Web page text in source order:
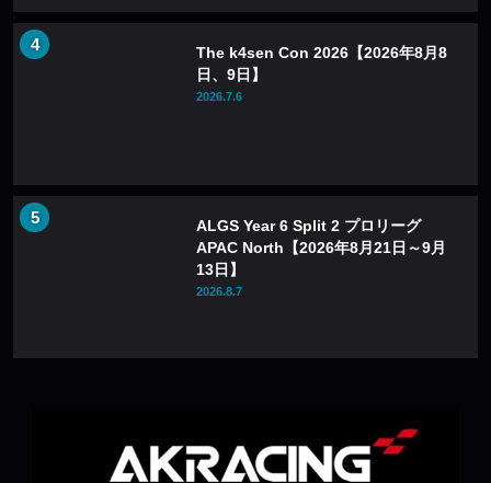
The k4sen Con 2026【2026年8月8
日、9日】
2026.7.6
ALGS Year 6 Split 2 プロリーグ
APAC North【2026年8月21日～9月
13日】
2026.8.7